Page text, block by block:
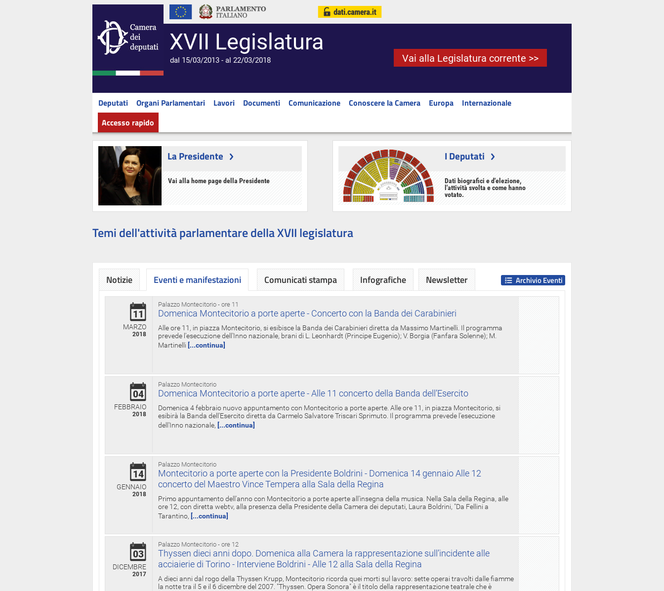
XVII Legislatura
dal 15/03/2013 - al 22/03/2018 Vai alla Legislatura corrente >>
Deputati Organi Parlamentari Lavori Documenti Comunicazione Conoscere la Camera Europa
Internazionale
Accesso rapido
La Presidente
Vai alla home page della Presidente
I Deputati
Dati biografici e d'elezione,
l'attività svolta e come hanno
votato.
Temi dell'attività parlamentare della XVII legislatura
Notizie Eventi e manifestazioni
Palazzo Montecitorio - ore 11
11
MARZO
2018
Domenica Montecitorio a porte aperte - Concerto con la Banda dei Carabinieri
Alle ore 11, in piazza Montecitorio, si esibisce la Banda dei Carabinieri diretta da Massimo Martinelli. Il programma
prevede l'esecuzione dell'Inno nazionale, brani di L. Leonhardt (Principe Eugenio); V. Borgia (Fanfara Solenne); M.
Martinelli [...continua]
Palazzo Montecitorio
04
FEBBRAIO
2018
Domenica Montecitorio a porte aperte - Alle 11 concerto della Banda dell’Esercito
Domenica 4 febbraio nuovo appuntamento con Montecitorio a porte aperte. Alle ore 11, in piazza Montecitorio, si
esibirà la Banda dell'Esercito diretta da Carmelo Salvatore Triscari Sprimuto. Il programma prevede l'esecuzione
dell'Inno nazionale, [...continua]
Palazzo Montecitorio
14
GENNAIO
2018
Montecitorio a porte aperte con la Presidente Boldrini - Domenica 14 gennaio Alle 12
concerto del Maestro Vince Tempera alla Sala della Regina
Primo appuntamento dell'anno con Montecitorio a porte aperte all'insegna della musica. Nella Sala della Regina, alle
ore 12, con diretta webtv, alla presenza della Presidente della Camera dei deputati, Laura Boldrini, "Da Fellini a
Tarantino, [...continua]
Palazzo Montecitorio - ore 12
03
DICEMBRE
2017
Thyssen dieci anni dopo. Domenica alla Camera la rappresentazione sull’incidente alle
acciaierie di Torino - Interviene Boldrini - Alle 12 alla Sala della Regina
A dieci anni dal rogo della Thyssen Krupp, Montecitorio ricorda quei morti sul lavoro: sette operai travolti dalle fiamme
la notte tra il 5 e il 6 dicembre del 2007. "Thyssen. Opera Sonora" è il titolo della rappresentazione teatrale che è
Archivio Eventi
Comunicati stampa Infografiche Newsletter